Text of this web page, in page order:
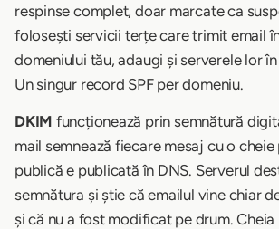
respinse complet, doar marcate ca
folosești servicii terțe care trimit email
domeniului tău, adaugi și serverele lor
Un singur record SPF per domeniu.
DKIM funcționează prin semnătură
mail semnează fiecare mesaj cu o
publică e publicată în DNS. Serverul
semnătura și știe că emailul vine chiar
și că nu a fost modificat pe drum.